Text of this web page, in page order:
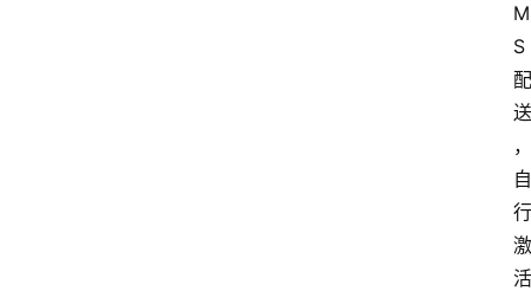
M
S
配
送
，
自
行
激
活